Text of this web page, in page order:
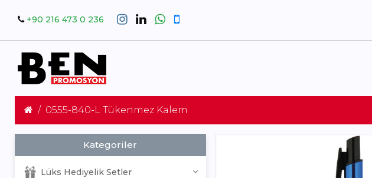
+90 216 473 0 236
0555-840-L Tükenmez Kalem
Kategoriler
Lüks Hediyelik Setler